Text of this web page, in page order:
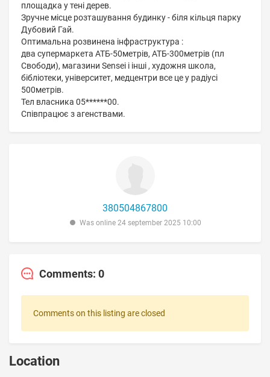
площадка у тені дерев.
Зручне місце розташування будинку - біля кільця парку
Дубовий Гай.
Оптимальна розвинена інфраструктура :
два супермаркета АТБ-50метрів, АТБ-300метрів (пл
Свободи), магазини Sensei і інші , художня школа,
бібліотеки, університет, медцентри все це у радіусі
500метрів.
Тел власника 05******00.
Співпрацює з агенствами.
380504867800
Was online 24 september 2025 10:00
Comments: 0
Comments on this listing are closed
Location